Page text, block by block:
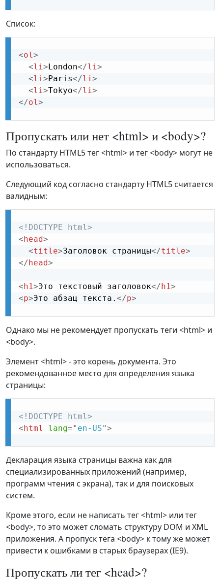
Список:
<ol>
<li> London</li>
<li> Paris</li>
<li>Tokyo</li>
</ol>
Пропускать или нет <html> и <body>?
По стандарту HTML5 тег <html> и тег <body> могут не
использоваться.
Следующий код согласно стандарту HTML5 считается
валидным:
<!DOCTYPE html>
< head>
<title>Заголовок страницы</title>
</ head>
< h1>Это текстовый заголовок</ h1>
<p>Это абзац текста. </p>
Однако мы не рекомендует пропускать теги <html> и
<body>.
Элемент <html> - это корень документа. Это
рекомендованное место для определения языка
страницы:
<!DOCTYPE html>
< html lang=" en-US">
Декларация языка страницы важна как для
специализированных приложений (например,
программ чтения с экрана), так и для поисковых
систем.
Кроме этого, если не написать тег <html> или тег
<body>, то это может сломать структуру DOM и XML
приложения. А пропуск тега <body> к тому же может
привести к ошибками в старых браузерах (IE9).
Пропускать ли тег <head>?